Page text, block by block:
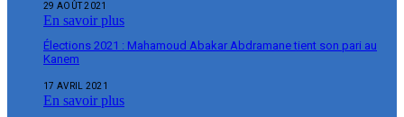
29 AOÛT 2021
En savoir plus
Élections 2021 : Mahamoud Abakar Abdramane tient son pari au
Kanem
17 AVRIL 2021
En savoir plus